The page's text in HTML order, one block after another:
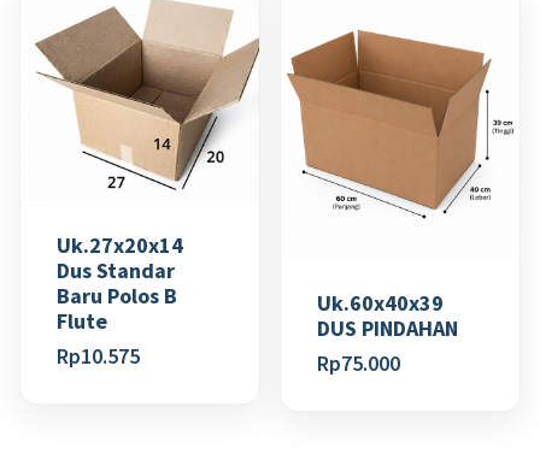
Uk.27x20x14
Dus Standar
Baru Polos B
Flute
Rp10.575
Uk.60x40x39
DUS PINDAHAN
Rp75.000